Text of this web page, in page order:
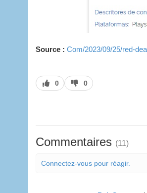
Source : Com/2023/09/25/red-
J’aime
0
J’aime
pas
0
Commentaires (11)
Connectez-vous pour réagir.